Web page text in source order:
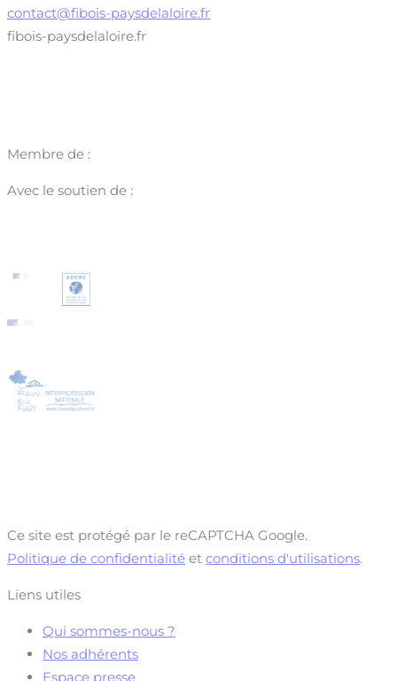
contact@fibois-paysdelaloire.fr
fibois-paysdelaloire.fr
Membre de :
Avec le soutien de :
Ce site est protégé par le reCAPTCHA Google.
Politique de confidentialité et conditions d'utilisations.
Liens utiles
Qui sommes-nous ?
Nos adhérents
Espace presse